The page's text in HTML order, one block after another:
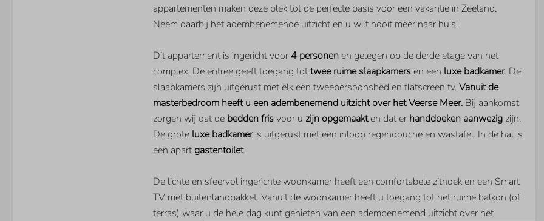
LIGGING
Direct aan het Veerse Meer
Aan het water
Rustige ligging
Gelegen op de 3e etage
PARKEN
Veerse Wende
Aantal tweepersoonsbedden: 2
Aantal slaapkamers met TV: 2
Smart TV
Extra buitenlandse zenders
appartementen maken deze plek tot de perfecte basis voor een vakantie in Zeeland.
Neem daarbij het adembenemende uitzicht en u wilt nooit meer naar huis!
Dit appartement is ingericht voor 4 personen en gelegen op de derde etage van het
complex. De entree geeft toegang tottwee ruime slaapkamers en een luxe badkamer. De
slaapkamers zijn uitgerust met elk een tweepersoonsbed en flatscreen tv.Vanuit de
masterbedroom heeft u een adembenemend uitzicht over het Veerse Meer. Bij aankomst
zorgen wij dat de bedden frisvoor u zijn opgemaakten dat er handdoeken aanwezig zijn.
De grote luxe badkameris uitgerust met een inloop regendouche en wastafel. In de hal is
een apartgastentoilet.
De lichte en sfeervol ingerichte woonkamer heeft een comfortabele zithoek en een Smart
TV met buitenlandpakket. Vanuit de woonkamer heeft u toegang tot het ruime balkon (of
terras) waar u de hele dag kunt genieten van een adembenemend uitzicht over het